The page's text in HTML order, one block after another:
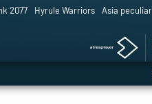
2077 Hyrule Warriors Asia